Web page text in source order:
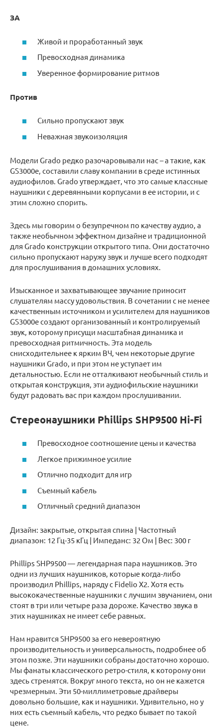
ЗА
Живой и проработанный звук
Превосходная динамика
Уверенное формирование ритмов
Против
Сильно пропускают звук
Неважная звукоизоляция
Модели Grado редко разочаровывали нас – а такие, как
GS3000e, составили славу компании в среде истинных
аудиофилов. Grado утверждает, что это самые классные
наушники с деревянными корпусами в ее истории, и с
этим сложно спорить.
Здесь мы говорим о безупречном по качеству аудио, а
также необычном эффектном дизайне и традиционной
для Grado конструкции открытого типа. Они достаточно
сильно пропускают наружу звук и лучше всего подходят
для прослушивания в домашних условиях.
Изысканное и захватывающее звучание приносит
слушателям массу удовольствия. В сочетании с не менее
качественным источником и усилителем для наушников
GS3000e создают организованный и контролируемый
звук, которому присущи масштабная динамика и
превосходная ритмичность. Эта модель
снисходительнее к ярким ВЧ, чем некоторые другие
наушники Grado, и при этом не уступает им
детальностью. Если не отталкивают необычный стиль и
открытая конструкция, эти аудиофильские наушники
будут радовать вас при каждом прослушивании.
Стереонаушники Phillips SHP9500 Hi-Fi
Превосходное соотношение цены и качества
Легкое прижимное усилие
Отлично подходит для игр
Съемный кабель
Отличный средний диапазон
Дизайн: закрытые, открытая спина | Частотный
диапазон: 12 Гц-35 кГц | Импеданс: 32 Ом | Вес: 300 г
Phillips SHP9500 — легендарная пара наушников. Это
одни из лучших наушников, которые когда-либо
производил Phillips, наряду с Fidelio X2. Хотя есть
высококачественные наушники с лучшим звучанием, они
стоят в три или четыре раза дороже. Качество звука в
этих наушниках не имеет себе равных.
Нам нравится SHP9500 за его невероятную
производительность и универсальность, подробнее об
этом позже. Эти наушники собраны достаточно хорошо.
Мы фанаты классического ретро-стиля, к которому они
здесь стремятся. Вокруг много текста, но он не кажется
чрезмерным. Эти 50-миллиметровые драйверы
довольно большие, как и наушники. Удивительно, но у
них есть съемный кабель, что редко бывает по такой
цене.